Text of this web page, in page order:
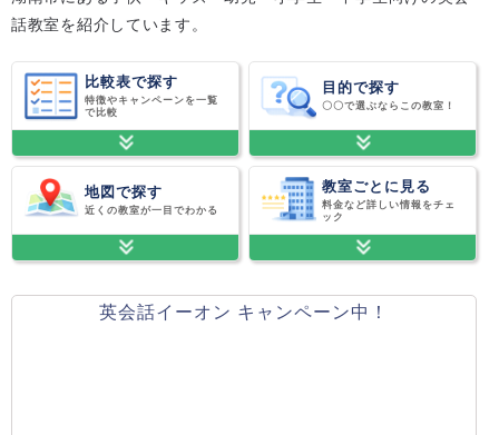
話教室を紹介しています。
比較表で探す
特徴やキャンペーンを一覧
で比較
目的で探す
〇〇で選ぶならこの教室！
地図で探す
近くの教室が一目でわかる
教室ごとに見る
料金など詳しい情報をチェ
ック
英会話イーオン キャンペーン中！